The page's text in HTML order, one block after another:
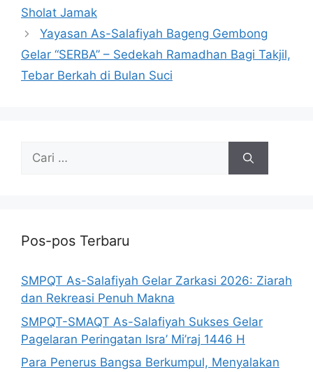
Sholat Jamak
Yayasan As-Salafiyah Bageng Gembong
Gelar “SERBA” – Sedekah Ramadhan Bagi Takjil,
Tebar Berkah di Bulan Suci
Pos-pos Terbaru
SMPQT As-Salafiyah Gelar Zarkasi 2026: Ziarah
dan Rekreasi Penuh Makna
SMPQT-SMAQT As-Salafiyah Sukses Gelar
Pagelaran Peringatan Isra’ Mi’raj 1446 H
Para Penerus Bangsa Berkumpul, Menyalakan